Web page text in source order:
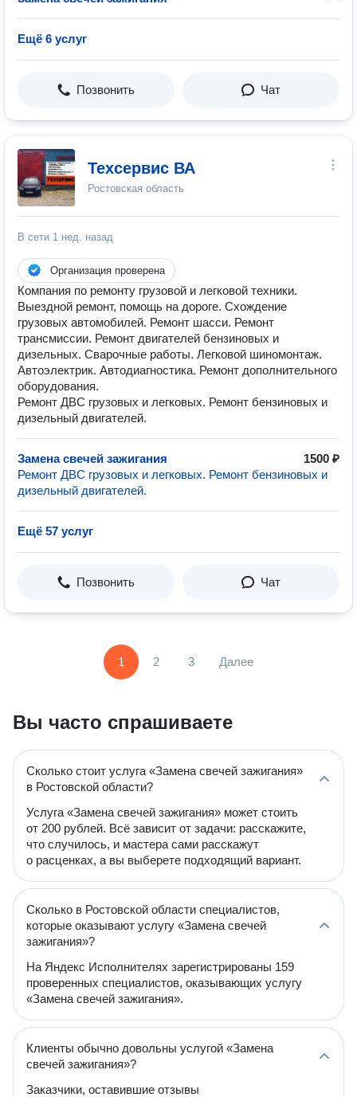
Ещё 6 услуг
Позвонить Чат
Техсервис ВА
Ростовская область
В сети 1 нед. назад
Организация проверена
Компания по ремонту грузовой и легковой техники.
Выездной ремонт, помощь на дороге. Схождение
грузовых автомобилей. Ремонт шасси. Ремонт
трансмиссии. Ремонт двигателей бензиновых и
дизельных. Сварочные работы. Легковой шиномонтаж.
Автоэлектрик. Автодиагностика. Ремонт дополнительного
оборудования.
Ремонт ДВС грузовых и легковых. Ремонт бензиновых и
дизельный двигателей.
Замена свечей зажигания
1500 ₽
Ремонт ДВС грузовых и легковых. Ремонт бензиновых и
дизельный двигателей.
Ещё 57 услуг
Позвонить Чат
1 2 3 Далее
Вы часто спрашиваете
Сколько стоит услуга «Замена свечей зажигания»
в Ростовской области?
Услуга «Замена свечей зажигания» может стоить
от 200 рублей. Всё зависит от задачи: расскажите,
что случилось, и мастера сами расскажут
о расценках, а вы выберете подходящий вариант.
Сколько в Ростовской области специалистов,
которые оказывают услугу «Замена свечей
зажигания»?
На Яндекс Исполнителях зарегистрированы 159
проверенных специалистов, оказывающих услугу
«Замена свечей зажигания».
Клиенты обычно довольны услугой «Замена
свечей зажигания»?
Заказчики, оставившие отзывы